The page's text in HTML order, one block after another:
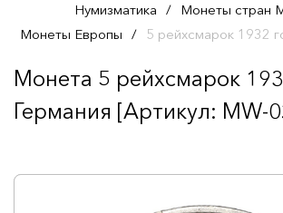
Нумизматика / Монеты стран
Монеты Европы / 5 рейхсмарок 1932
Монета 5 рейхсмарок
Германия [Артикул: MW-